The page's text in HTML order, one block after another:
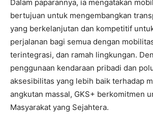
Dalam paparannya, ia mengatakan
bertujuan untuk mengembangkan
yang berkelanjutan dan kompetitif
perjalanan bagi semua dengan
terintegrasi, dan ramah lingkungan.
penggunaan kendaraan pribadi dan
aksesibilitas yang lebih baik terhadap
angkutan massal, GKS+ berkomitmen
Masyarakat yang Sejahtera.